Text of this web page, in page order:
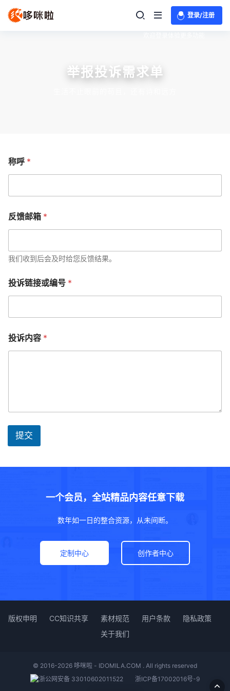
登录/注册
举报投诉需求单
称呼 *
反馈邮箱 *
我们收到后会及时给您反馈结果。
馈
邮
投
内
容
投
号
投诉链接或编号 *
投诉内容 *
提交
一个会员，全站精品内容任意下载
数年如一日的整合资源，从未间断。
定制中心 创作者中心
版权申明 CC知识共享 素材规范 用户条款
隐私政策
关于我们
© 2016-2026 哆咪啦 - IDOMILA.COM . All rights reserved
浙公网安备 33010602011522
浙ICP备17002016号-9